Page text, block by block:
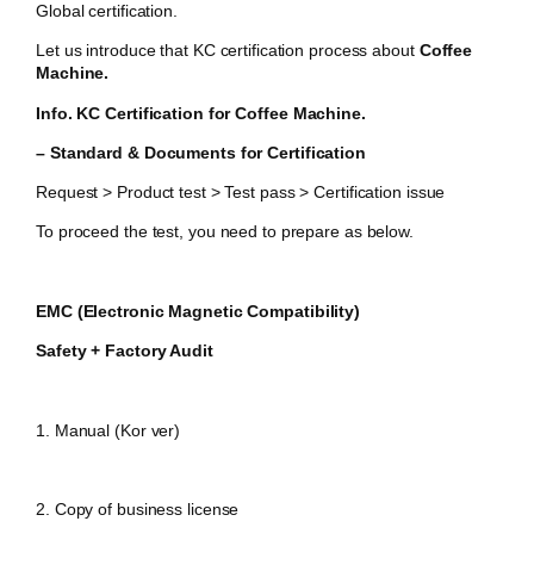
Global certification.
Let us introduce that KC certification process aboutCoffee
Machine.
Info. KC Certification forCoffee Machine.
– Standard & Documents for Certification
Request > Product test > Test pass > Certification issue
To proceed the test, you need to prepare as below.
EMC (Electronic Magnetic Compatibility)
Safety + Factory Audit
1. Manual (Kor ver)
2. Copy of business license